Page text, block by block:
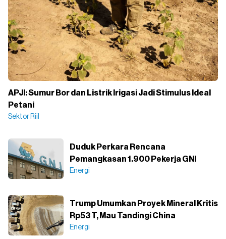
APJI: Sumur Bor dan Listrik Irigasi Jadi Stimulus Ideal
Petani
Sektor Riil
Duduk Perkara Rencana
Pemangkasan 1.900 Pekerja GNI
Energi
Trump Umumkan Proyek Mineral Kritis
Rp53 T, Mau Tandingi China
Energi